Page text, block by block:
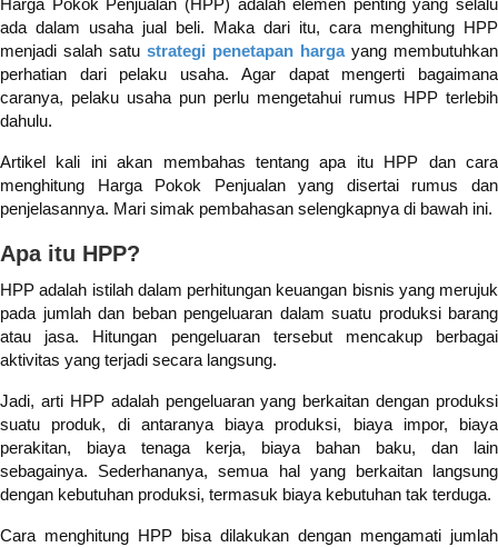
Harga Pokok Penjualan (HPP) adalah elemen penting yang selalu
ada dalam usaha jual beli. Maka dari itu, cara menghitung HPP
menjadi salah satu strategi penetapan hargayang membutuhkan
perhatian dari pelaku usaha. Agar dapat mengerti bagaimana
caranya, pelaku usaha pun perlu mengetahui rumus HPP terlebih
dahulu.
Artikel kali ini akan membahas tentang apa itu HPP dan cara
menghitung Harga Pokok Penjualan yang disertai rumus dan
penjelasannya. Mari simak pembahasan selengkapnya di bawah ini.
Apa itu HPP?
HPP adalah istilah dalam perhitungan keuangan bisnis yang merujuk
pada jumlah dan beban pengeluaran dalam suatu produksi barang
atau jasa. Hitungan pengeluaran tersebut mencakup berbagai
aktivitas yang terjadi secara langsung.
Jadi, arti HPP adalah pengeluaran yang berkaitan dengan produksi
suatu produk, di antaranya biaya produksi, biaya impor, biaya
perakitan, biaya tenaga kerja, biaya bahan baku, dan lain
sebagainya. Sederhananya, semua hal yang berkaitan langsung
dengan kebutuhan produksi, termasuk biaya kebutuhan tak terduga.
Cara menghitung HPP bisa dilakukan dengan mengamati jumlah